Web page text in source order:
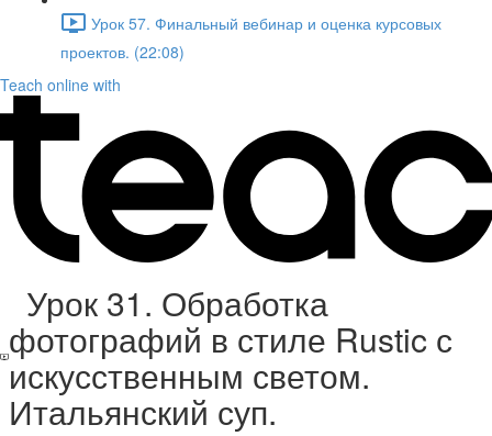
Урок 57. Финальный вебинар и оценка курсовых
проектов. (22:08)
Teach online with
Урок 31. Обработка
фотографий в стиле Rustic с
искусственным светом.
Итальянский суп.